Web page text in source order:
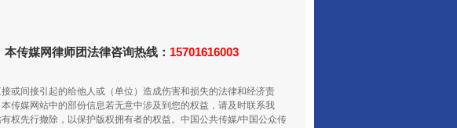
传媒网律师团法律咨询热线： 15701616003
或间接引起的给他人或（单位）造成伤害和损失的法律和经济责
传媒网站中的部份信息若无意中涉及到您的权益，请及时联系我
权先行撤除，以保护版权拥有者的权益。中国公共传媒/中国公众传